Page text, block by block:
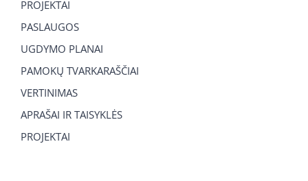
PROJEKTAI
PASLAUGOS
UGDYMO PLANAI
PAMOKŲ TVARKARAŠČIAI
VERTINIMAS
APRAŠAI IR TAISYKLĖS
PROJEKTAI